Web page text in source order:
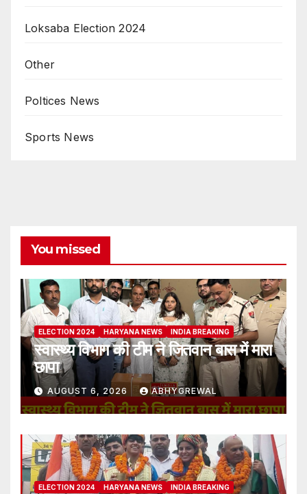
Loksaba Election 2024
Other
Poltices News
Sports News
You missed
ELECTION 2024 HARYANA NEWS INDIA BREAKING
स्वास्थ्य विभाग की टीम ने जितवान बास में मारा
छापा
AUGUST 6, 2026 ABHYGREWAL
ELECTION 2024 HARYANA NEWS INDIA BREAKING